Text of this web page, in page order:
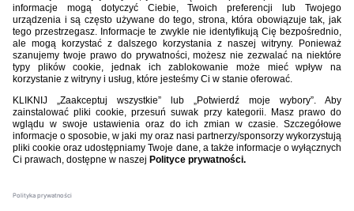
BIBLIOTEKA PZPN
ŁACZY NAS PIŁKA
ROZGRYWKI
PZPN